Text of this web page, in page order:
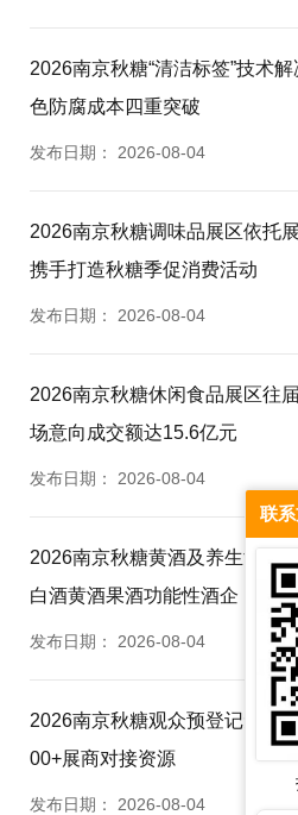
2026南京秋糖“清洁标签”技术
色防腐成本四重突破
发布日期： 2026-08-04
2026南京秋糖调味品展区依托
携手打造秋糖季促消费活动
发布日期： 2026-08-04
2026南京秋糖休闲食品展区往
场意向成交额达15.6亿元
发布日期： 2026-08-04
2026南京秋糖黄酒及养生酒专
白酒黄酒果酒功能性酒企
发布日期： 2026-08-04
2026南京秋糖观众预登记免票
00+展商对接资源
发布日期： 2026-08-04
联